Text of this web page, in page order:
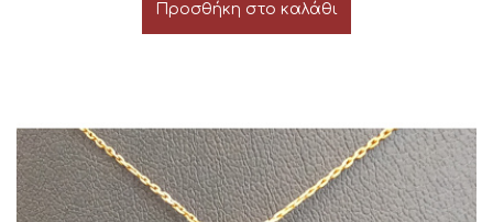
Προσθήκη στο καλάθι